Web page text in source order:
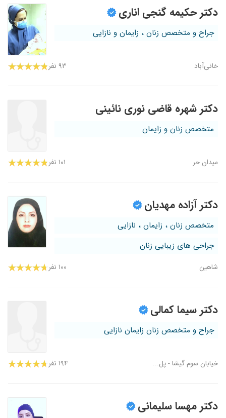
دکتر حکیمه گنجی اناری
جراح و متخصص زنان ، زایمان و نازایی
خانی‌آباد ۹۳ نفر
دکتر شهره قاضی نوری نائینی
متخصص زنان و زایمان
میدان حر ۱۰۱ نفر
دکتر آزاده مهدیان
متخصص زنان ، زایمان ، نازایی
جراحی های زیبایی زنان
شاهین ۱۰۰ نفر
دکتر سیما کمالی
جراح و متخصص زنان زایمان نازایی
خیابان سوم گیشا - پل... ۱۹۴ نفر
دکتر مهسا سلیمانی